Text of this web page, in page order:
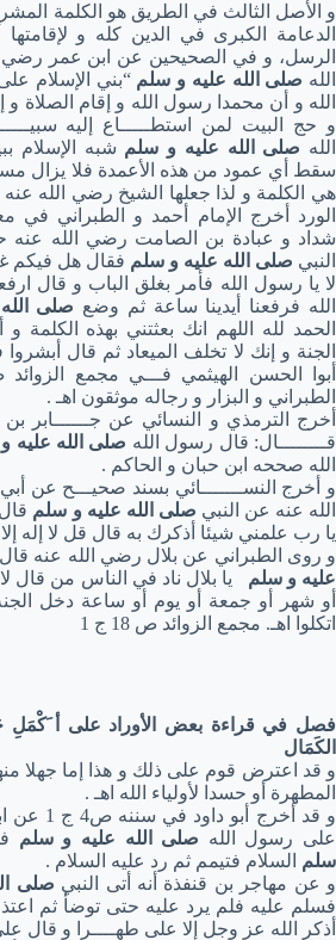
و الأصل الثالث في الطريق هو الكلمة
الدعامة الكبرى في الدين كله و
الرسل، و في الصحيحين عن ابن عمر
الله صلى الله عليه و سلم “بني الإسلام
الله و أن محمدا رسول الله و إقام الصلاة
و حج البيت لمن استطـــــاع إليه
الله صلى الله عليه و سلم شبه الإسلام
سقط أي عمود من هذه الأعمدة فلا يزال
هي الكلمة و لذا جعلها الشيخ رضي الله
الورد أخرج الإمام أحمد و الطبراني في
شداد و عبادة بن الصامت رضي الله عنه
النبي صلى الله عليه و سلم فقال هل فيكم
لا يا رسول الله فأمر بغلق الباب و قال
الله فرفعنا أيدينا ساعة ثم وضع صلى
الحمد لله اللهم انك بعثتني بهذه الكلمة
الجنة و إنك لا تخلف الميعاد ثم قال
الطبراني و البزار و رجاله موثقون اهـ .
أخرج الترمذي و النسائي عن جــــــابر
قــــــــال: قال رسول الله صلى الله عليه
الله صححه ابن حبان و الحاكم .
و أخرج النســـــــائي بسند صحيـــح عن
الله عنه عن النبي صلى الله عليه و سلم
يا رب علمني شيئا أذكرك به قال قل لا إله إلا
و روى الطبراني عن بلال رضي الله عنه
عليه و سلم
يا بلال ناد في الناس من قال
أو شهر أو جمعة أو يوم أو ساعة دخل
اتكلوا اهـ. مجمع الزوائد ص 18 ج 1
فصل في قراءة بعض الأوراد على أ َكْمَلِ
الكَمَال
و قد اعترض قوم على ذلك و هذا إما جهلا
المطهرة أو حسدا لأولياء الله اهـ .
و قد
على رسول الله صلى الله عليه و سلم
سلم السلام فتيمم ثم رد عليه السلام .
و عن مهاجر بن قنفذة أنه أتى النبي صلى
فسلم عليه فلم يرد عليه حتى توضأ ثم
أذكر الله عز وجل إلا على طهــــرا و قال